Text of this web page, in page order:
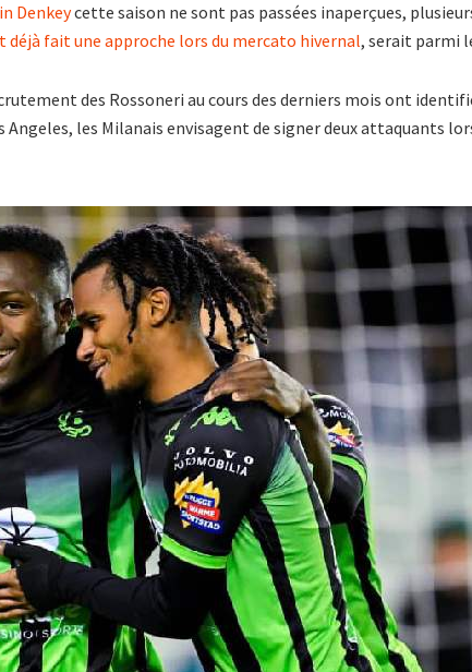
Denkeycette saison ne sont pas passées inaperçues,
déjà fait une approche lors du mercato hivernal, serait parmi
des Rossoneri au cours des derniers mois ont
les Milanais envisagent de signer deux attaquants